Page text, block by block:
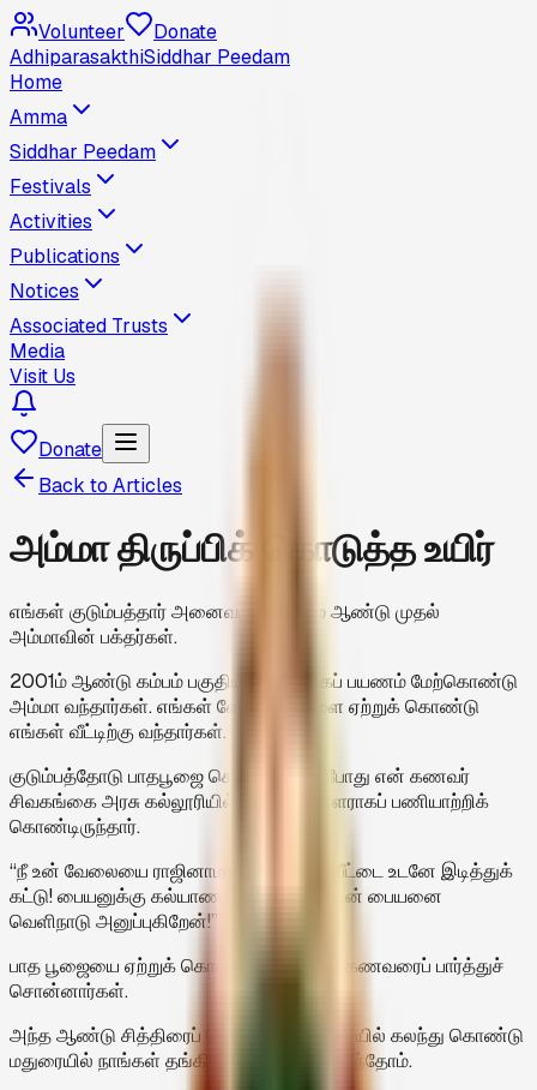
Volunteer
Donate
AdhiparasakthiSiddhar Peedam
Home
Amma
Siddhar Peedam
Festivals
Activities
Publications
Notices
Associated Trusts
Media
Visit Us
Donate
Back to Articles
அம்மா திருப்பிக் கொடுத்த உயிர்
எங்கள் குடும்பத்தார் அனைவரும் 1982ம் ஆண்டு முதல்
அம்மாவின் பக்தர்கள்.
2001ம் ஆண்டு கம்பம் பகுதியில் ஆன்மிகப் பயணம் மேற்கொண்டு
அம்மா வந்தார்கள். எங்கள் வேண்டுகோளை ஏற்றுக் கொண்டு
எங்கள் வீட்டிற்கு வந்தார்கள்.
குடும்பத்தோடு பாதபூஜை செய்தோம். அப்போது என் கணவர்
சிவகங்கை அரசு கல்லூரியில் விரிவுரையாளராகப் பணியாற்றிக்
கொண்டிருந்தார்.
“நீ உன் வேலையை ராஜினாமா செய்! இந்த வீட்டை உடனே இடித்துக்
கட்டு! பையனுக்கு கல்யாண ஏற்பாடு செய்! உன் பையனை
வெளிநாடு அனுப்புகிறேன்!”
பாத பூஜையை ஏற்றுக் கொண்ட அம்மா என் கணவரைப் பார்த்துச்
சொன்னார்கள்.
அந்த ஆண்டு சித்திரைப் பௌர்ணமி வேள்வியில் கலந்து கொண்டு
மதுரையில் நாங்கள் தங்கியிருந்த வீட்டிற்கு வந்தோம்.